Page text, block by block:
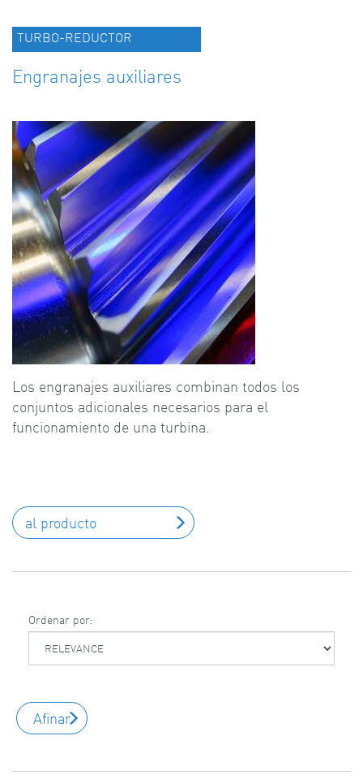
TURBO-REDUCTOR
Engranajes auxiliares
Los engranajes auxiliares combinan todos los
conjuntos adicionales necesarios para el
funcionamiento de una turbina.
al producto
Ordenar por:
Afinar